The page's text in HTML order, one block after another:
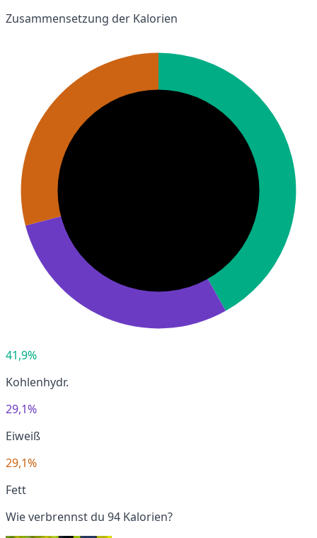
Zusammensetzung der Kalorien
41,9%
Kohlenhydr.
29,1%
Eiweiß
29,1%
Fett
Wie verbrennst du 94 Kalorien?